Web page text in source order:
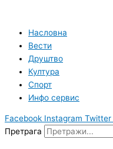
садржајНасловна
Вести
Друштво
Култура
Спорт
Инфо сервис
Facebook Instagram Twitter
Претрага